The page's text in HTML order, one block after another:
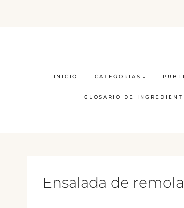
INICIO CATEGORÍAS
GLOSARIO DE
Ensalada de